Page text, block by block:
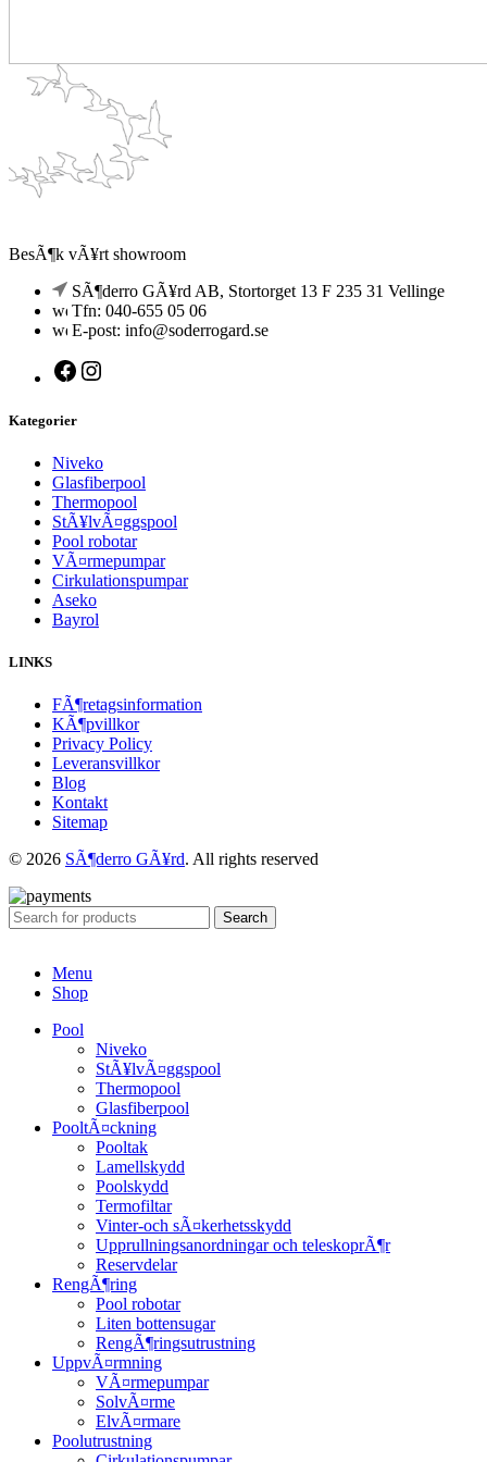
BesÃ¶k vÃ¥rt showroom
SÃ¶derro GÃ¥rd AB, Stortorget 13 F 235 31 Vellinge
Tfn: 040-655 05 06
E-post: info@soderrogard.se
Facebook
Kategorier
Niveko
Glasfiberpool
Thermopool
StÃ¥lvÃ¤ggspool
Pool robotar
VÃ¤rmepumpar
Cirkulationspumpar
Aseko
Bayrol
LINKS
FÃ¶retagsinformation
KÃ¶pvillkor
Privacy Policy
Leveransvillkor
Blog
Kontakt
Sitemap
© 2026 SÃ¶derro GÃ¥rd. All rights reserved
Search
Menu
Shop
Pool
Niveko
StÃ¥lvÃ¤ggspool
Thermopool
Glasfiberpool
PooltÃ¤ckning
Pooltak
Lamellskydd
Poolskydd
Termofiltar
Vinter-och sÃ¤kerhetsskydd
Upprullningsanordningar och teleskoprÃ¶r
Reservdelar
RengÃ¶ring
Pool robotar
Liten bottensugar
RengÃ¶ringsutrustning
UppvÃ¤rmning
VÃ¤rmepumpar
SolvÃ¤rme
ElvÃ¤rmare
Poolutrustning